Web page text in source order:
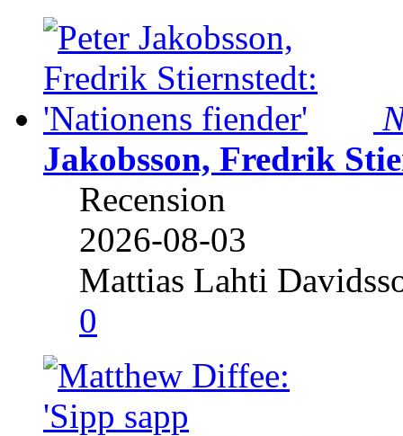
Jakobsson, Fredrik
Recension
2026-08-03
Mattias Lahti
0